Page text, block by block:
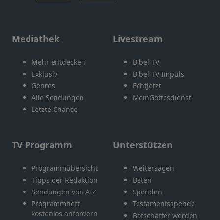
Mediathek
Mehr entdecken
Exklusiv
Genres
Alle Sendungen
Letzte Chance
Livestream
Bibel TV
Bibel TV Impuls
EchtJetzt
MeinGottesdienst
TV Programm
Programmübersicht
Tipps der Redaktion
Sendungen von A-Z
Programmheft
kostenlos anfordern
Unterstützen
Weitersagen
Beten
Spenden
Testamentsspende
Botschafter werden